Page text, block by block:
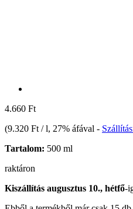
4.660 Ft
(9.320 Ft / l, 27% áfával -
Tartalom: 500 ml
raktáron
Kiszállítás augusztus 10., hétfő-